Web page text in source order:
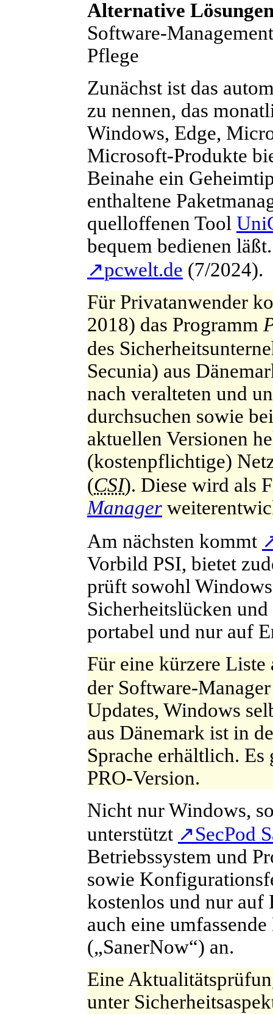
Alternative
Software-
Pflege
Zunächst ist das
zu nennen, das
Windows, Edge,
Microsoft-Produkte
Beinahe ein
enthaltene
quelloffenen Tool
bequem bedienen
↗pcwelt.de (7/2024).
Für Privatanwender
2018) das Programm
des
Secunia) aus
nach veralteten und
durchsuchen sowie
aktuellen Versionen
(kostenpflichtige)
(CSI). Diese wird als
Manager
Am nächsten kommt
Vorbild PSI, bietet
prüft sowohl
Sicherheitslücken
portabel und nur auf
Für eine kürzere Liste
der Software-
Updates, Windows
aus Dänemark ist in
Sprache erhältlich.
PRO-Version.
Nicht nur Windows,
unterstützt ↗SecPod
Betriebssystem und
sowie
kostenlos und nur auf
auch eine
(„SanerNow“) an.
Eine
unter